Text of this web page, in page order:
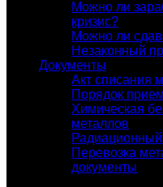
Можно ли
кризис?
Можно ли
Незаконный
Документы
Акт списания
Порядок
Химическая
металлов
Перевозка
документы